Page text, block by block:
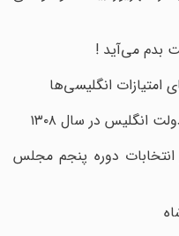
می‌آید !
انگلیسی‌ها
در سال ۱۳۰۸
دوره پنجم مجلس